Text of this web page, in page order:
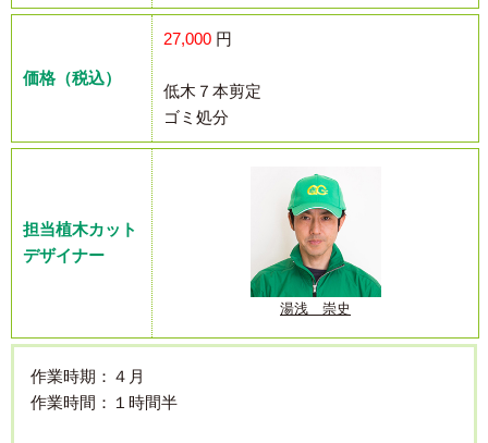
価格（税込）
27,000 円
低木７本剪定
ゴミ処分
担当植木カット
デザイナー
湯浅 崇史
作業時期：４月
作業時間：１時間半